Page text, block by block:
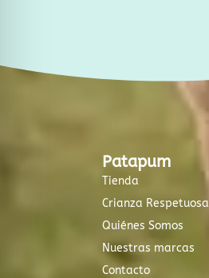
Patapum
Tienda
Crianza Respetuosa
Quiénes Somos
Nuestras marcas
Contacto